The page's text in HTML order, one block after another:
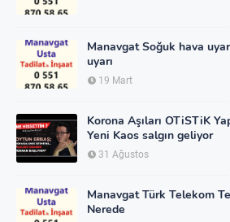
Manavgat Soğuk hava
uyarı
19 Mart
Korona Aşıları OTiSTiK
Yeni Kaos salgın geliyor
31 Ağustos
Manavgat Türk Telekom
Nerede